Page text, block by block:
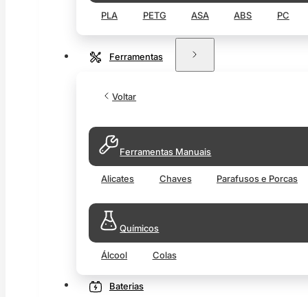
PLA PETG ASA ABS PC
Ferramentas
Voltar
Ferramentas Manuais
Alicates Chaves Parafusos e Porcas
Químicos
Álcool Colas
Baterias